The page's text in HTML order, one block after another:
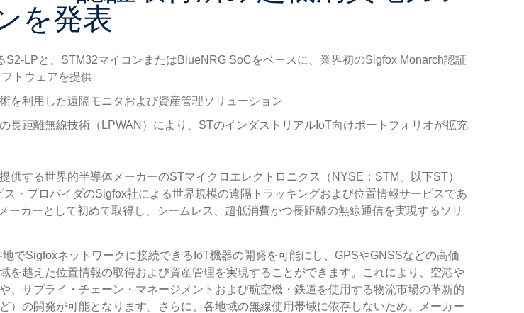
を発表
S2-LPと、STM32マイコンまたはBlueNRG SoCをベースに、業界初のSigfox Monarch認証
トウェアを提供
を利用した遠隔モニタおよび資産管理ソリューション
長距離無線技術（LPWAN）により、STのインダストリアルIoT向けポートフォリオが拡充
供する世界的半導体メーカーのSTマイクロエレクトロニクス（NYSE：STM、以下ST）
・プロバイダのSigfox社による世界規模の遠隔トラッキングおよび位置情報サービスであ
ーカーとして初めて取得し、シームレス、超低消費かつ長距離の無線通信を実現するソリ
でSigfoxネットワークに接続できるIoT機器の開発を可能にし、GPSやGNSSなどの高価
を越えた位置情報の取得および資産管理を実現することができます。これにより、空港や
、サプライ・チェーン・マネージメントおよび航空機・鉄道を使用する物流市場の革新的
）の開発が可能となります。さらに、各地域の無線使用帯域に依存しないため、メーカー